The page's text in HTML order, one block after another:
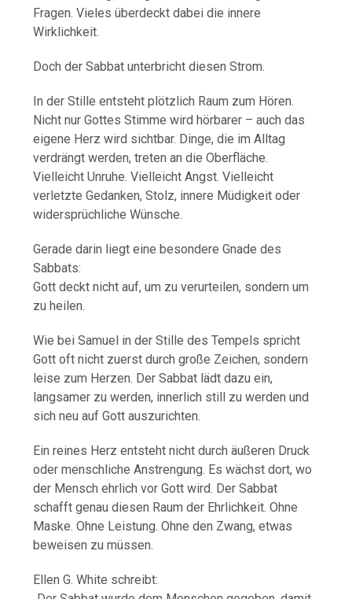
Fragen. Vieles überdeckt dabei die innere
Wirklichkeit.
Doch der Sabbat unterbricht diesen Strom.
In der Stille entsteht plötzlich Raum zum Hören.
Nicht nur Gottes Stimme wird hörbarer – auch das
eigene Herz wird sichtbar. Dinge, die im Alltag
verdrängt werden, treten an die Oberfläche.
Vielleicht Unruhe. Vielleicht Angst. Vielleicht
verletzte Gedanken, Stolz, innere Müdigkeit oder
widersprüchliche Wünsche.
Gerade darin liegt eine besondere Gnade des
Sabbats:
Gott deckt nicht auf, um zu verurteilen, sondern um
zu heilen.
Wie bei Samuel in der Stille des Tempels spricht
Gott oft nicht zuerst durch große Zeichen, sondern
leise zum Herzen. Der Sabbat lädt dazu ein,
langsamer zu werden, innerlich still zu werden und
sich neu auf Gott auszurichten.
Ein reines Herz entsteht nicht durch äußeren Druck
oder menschliche Anstrengung. Es wächst dort, wo
der Mensch ehrlich vor Gott wird. Der Sabbat
schafft genau diesen Raum der Ehrlichkeit. Ohne
Maske. Ohne Leistung. Ohne den Zwang, etwas
beweisen zu müssen.
Ellen G. White schreibt: